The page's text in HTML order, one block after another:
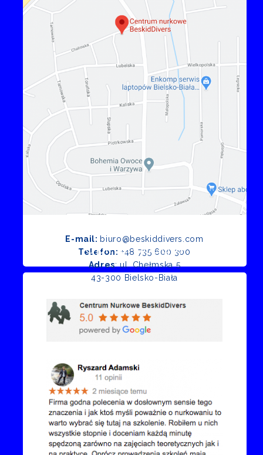
E-mail: biuro@beskiddivers.com
Telefon: +48 735 600 300
Adres: ul. Chełmska 5
43-300 Bielsko-Biała
Opinie Google